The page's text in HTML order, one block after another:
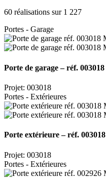
60 réalisations sur 1 227
Portes - Garage
Porte de garage – réf. 003018
Projet: 003018
Portes - Extérieures
Porte extérieure – réf. 003018
Projet: 003018
Portes - Extérieures